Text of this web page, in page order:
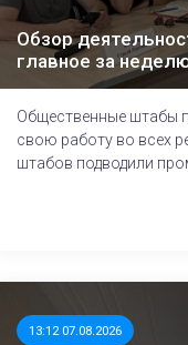
Обзор
главное за
Общественные штабы
свою работу во всех
штабов подводили
13:12 07.08.2026